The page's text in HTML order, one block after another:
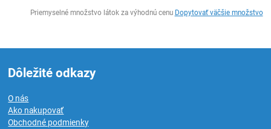
Priemyselné množstvo látok za výhodnú cenu Dopytovať väčšie množstvo
Dôležité odkazy
O nás
Ako nakupovať
Obchodné podmienky